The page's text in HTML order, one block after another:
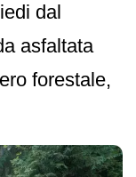
dal
asfaltata
forestale,